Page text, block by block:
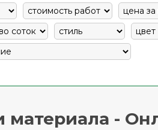
материала -